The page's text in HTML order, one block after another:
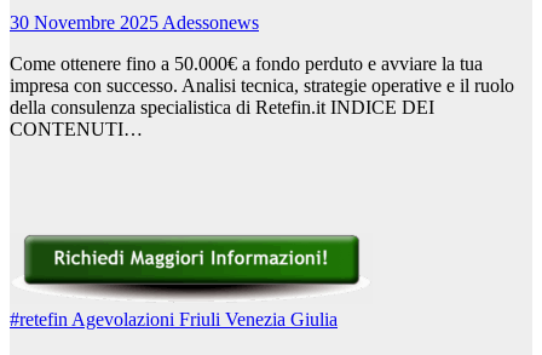
30 Novembre 2025 Adessonews
Come ottenere fino a 50.000€ a fondo perduto e avviare la tua
impresa con successo. Analisi tecnica, strategie operative e il ruolo
della consulenza specialistica di Retefin.it INDICE DEI
CONTENUTI…
#retefin Agevolazioni Friuli Venezia Giulia